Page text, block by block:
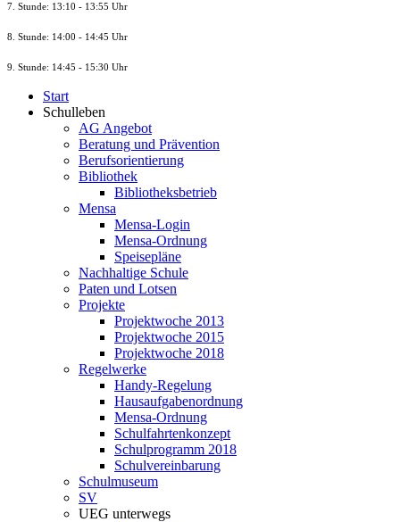
7. Stunde: 13:10 - 13:55 Uhr
8. Stunde: 14:00 - 14:45 Uhr
9. Stunde: 14:45 - 15:30 Uhr
Start
Schulleben
AG Angebot
Beratung und Prävention
Berufsorientierung
Bibliothek
Bibliotheksbetrieb
Mensa
Mensa-Login
Mensa-Ordnung
Speisepläne
Nachhaltige Schule
Paten und Lotsen
Projekte
Projektwoche 2013
Projektwoche 2015
Projektwoche 2018
Regelwerke
Handy-Regelung
Hausaufgabenordnung
Mensa-Ordnung
Schulfahrtenkonzept
Schulprogramm 2018
Schulvereinbarung
Schulmuseum
SV
UEG unterwegs